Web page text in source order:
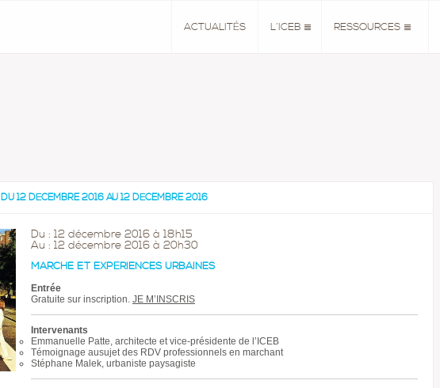
ACTUALITÉS L’ICEB RESSOURCES
DU 12 DÉCEMBRE 2016 AU 12 DÉCEMBRE 2016
Du : 12 décembre 2016 à 18h15
Au : 12 décembre 2016 à 20h30
MARCHE ET EXPÉRIENCES URBAINES
Entrée
Gratuite sur inscription. JE M’INSCRIS
Intervenants
Emmanuelle Patte, architecte et vice-présidente de l’ICEB
Témoignage ausujet des RDV professionnels en marchant
Stéphane Malek, urbaniste paysagiste